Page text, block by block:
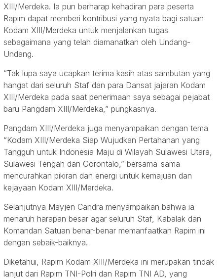
XIII/Merdeka. Ia pun berharap kehadiran para peserta
Rapim dapat memberi kontribusi yang nyata bagi satuan
Kodam XIII/Merdeka untuk menjalankan tugas
sebagaimana yang telah diamanatkan oleh Undang-
Undang.
“Tak lupa saya ucapkan terima kasih atas sambutan yang
hangat dari seluruh Staf dan para Dansat jajaran Kodam
XIII/Merdeka pada saat penerimaan saya sebagai pejabat
baru Pangdam XIII/Merdeka,” pungkasnya.
Pangdam XIII/Merdeka juga menyampaikan dengan tema
“Kodam XIII/Merdeka Siap Wujudkan Pertahanan yang
Tangguh untuk Indonesia Maju di Wilayah Sulawesi Utara,
Sulawesi Tengah dan Gorontalo,” bersama-sama
mencurahkan pikiran dan energi untuk kemajuan dan
kejayaan Kodam XIII/Merdeka.
Selanjutnya Mayjen Candra menyampaikan bahwa ia
menaruh harapan besar agar seluruh Staf, Kabalak dan
Komandan Satuan benar-benar memanfaatkan Rapim ini
dengan sebaik-baiknya.
Diketahui, Rapim Kodam XIII/Merdeka ini merupakan tindak
lanjut dari Rapim TNI-Polri dan Rapim TNI AD, yang